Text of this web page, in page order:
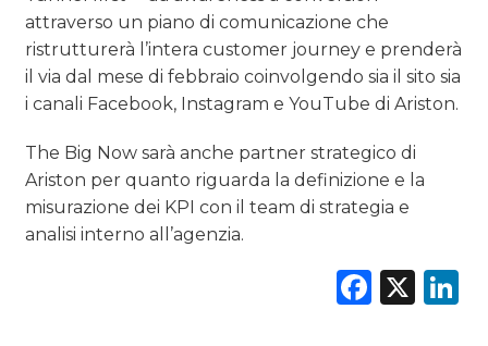
attraverso un piano di comunicazione che
ristrutturerà l’intera customer journey e prenderà
il via dal mese di febbraio coinvolgendo sia il sito sia
i canali Facebook, Instagram e YouTube di Ariston.
The Big Now sarà anche partner strategico di
Ariston per quanto riguarda la definizione e la
misurazione dei KPI con il team di strategia e
analisi interno all’agenzia.
X